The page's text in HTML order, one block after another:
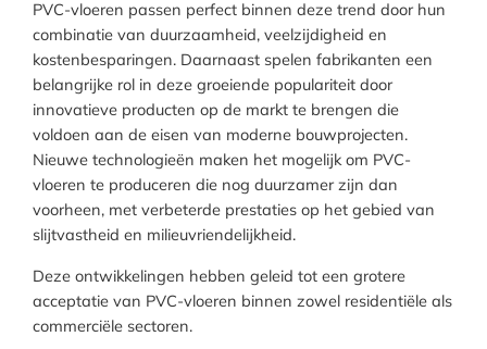
PVC-vloeren passen perfect binnen deze trend door hun
combinatie van duurzaamheid, veelzijdigheid en
kostenbesparingen. Daarnaast spelen fabrikanten een
belangrijke rol in deze groeiende populariteit door
innovatieve producten op de markt te brengen die
voldoen aan de eisen van moderne bouwprojecten.
Nieuwe technologieën maken het mogelijk om PVC-
vloeren te produceren die nog duurzamer zijn dan
voorheen, met verbeterde prestaties op het gebied van
slijtvastheid en milieuvriendelijkheid.
Deze ontwikkelingen hebben geleid tot een grotere
acceptatie van PVC-vloeren binnen zowel residentiële als
commerciële sectoren.